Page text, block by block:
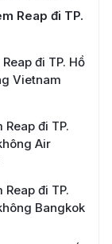
Reap đi TP.
đi TP. Hồ
Vietnam
đi TP.
Air
đi TP.
Bangkok